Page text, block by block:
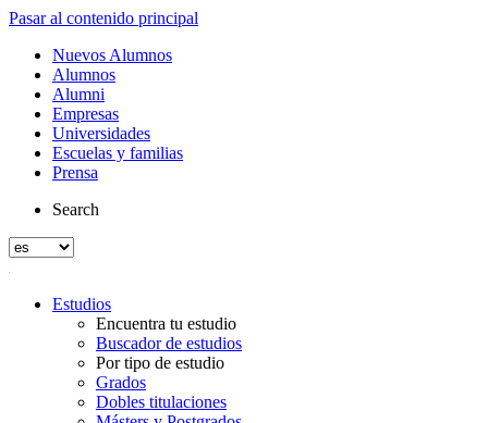
Pasar al contenido principal
Nuevos Alumnos
Alumnos
Alumni
Empresas
Universidades
Escuelas y familias
Prensa
Search
Estudios
Encuentra tu estudio
Buscador de estudios
Por tipo de estudio
Grados
Dobles titulaciones